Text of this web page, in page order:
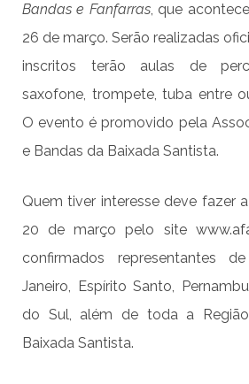
Bandas e Fanfarras, que
26 de março. Serão realizadas
inscritos terão aulas de
saxofone, trompete, tuba entre
O evento é promovido pela
e Bandas da Baixada Santista.
Quem tiver interesse deve fazer
20 de março pelo site
confirmados representantes
Janeiro, Espírito Santo,
do Sul, além de toda a
Baixada Santista.